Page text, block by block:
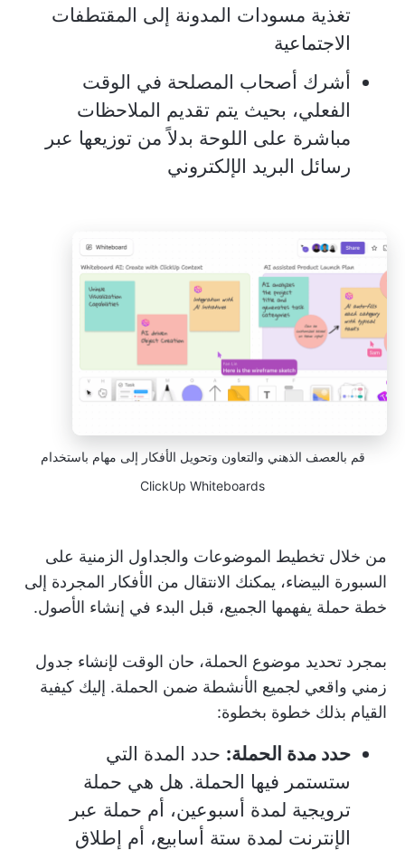
تغذية مسودات المدونة إلى المقتطفات
الاجتماعية
أشرك أصحاب المصلحة في الوقت
الفعلي، بحيث يتم تقديم الملاحظات
مباشرة على اللوحة بدلاً من توزيعها عبر
رسائل البريد الإلكتروني
قم بالعصف الذهني والتعاون وتحويل الأفكار إلى مهام باستخدام
ClickUp Whiteboards
من خلال تخطيط الموضوعات والجداول الزمنية على
السبورة البيضاء، يمكنك الانتقال من الأفكار المجردة إلى
خطة حملة يفهمها الجميع، قبل البدء في إنشاء الأصول.
بمجرد تحديد موضوع الحملة، حان الوقت لإنشاء جدول
زمني واقعي لجميع الأنشطة ضمن الحملة. إليك كيفية
القيام بذلك خطوة بخطوة:
حدد مدة الحملة: حدد المدة التي
ستستمر فيها الحملة. هل هي حملة
ترويجية لمدة أسبوعين، أم حملة عبر
الإنترنت لمدة ستة أسابيع، أم إطلاق